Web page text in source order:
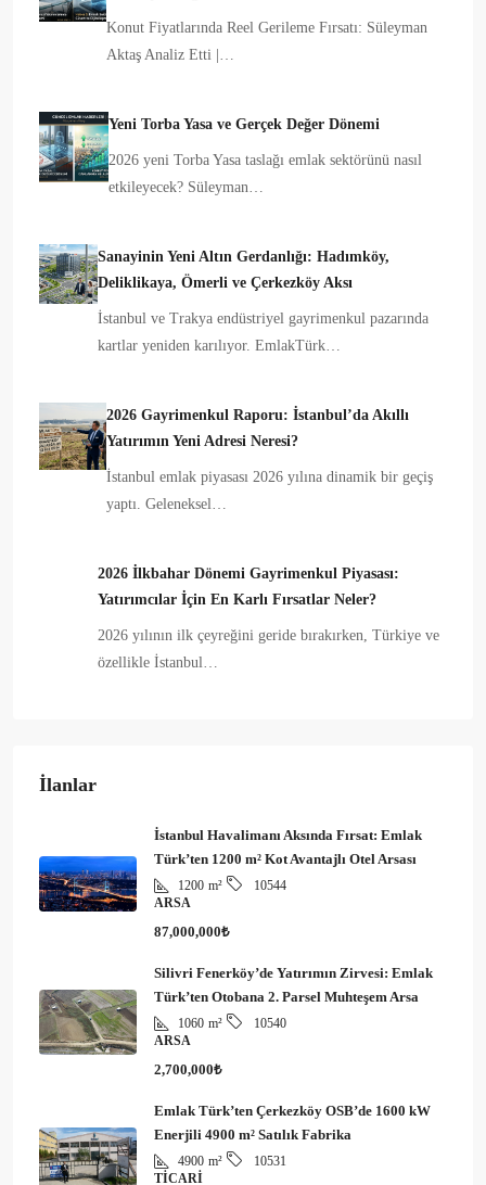
Konut Fiyatlarında Reel Gerileme Fırsatı: Süleyman
Aktaş Analiz Etti |…
Yeni Torba Yasa ve Gerçek Değer Dönemi
2026 yeni Torba Yasa taslağı emlak sektörünü nasıl
etkileyecek? Süleyman…
Sanayinin Yeni Altın Gerdanlığı: Hadımköy,
Deliklikaya, Ömerli ve Çerkezköy Aksı
İstanbul ve Trakya endüstriyel gayrimenkul pazarında
kartlar yeniden karılıyor. EmlakTürk…
2026 Gayrimenkul Raporu: İstanbul’da Akıllı
Yatırımın Yeni Adresi Neresi?
İstanbul emlak piyasası 2026 yılına dinamik bir geçiş
yaptı. Geleneksel…
2026 İlkbahar Dönemi Gayrimenkul Piyasası:
Yatırımcılar İçin En Karlı Fırsatlar Neler?
2026 yılının ilk çeyreğini geride bırakırken, Türkiye ve
özellikle İstanbul…
İlanlar
İstanbul Havalimanı Aksında Fırsat: Emlak
Türk’ten 1200 m² Kot Avantajlı Otel Arsası
1200 m²
10544
ARSA
87,000,000₺
Silivri Fenerköy’de Yatırımın Zirvesi: Emlak
Türk’ten Otobana 2. Parsel Muhteşem Arsa
1060 m²
10540
ARSA
2,700,000₺
Emlak Türk’ten Çerkezköy OSB’de 1600 kW
Enerjili 4900 m² Satılık Fabrika
4900 m²
10531
TICARI